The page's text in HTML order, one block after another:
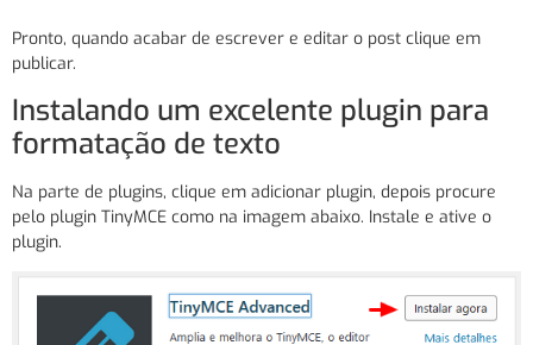
Pronto, quando acabar de escrever e editar o post clique em
publicar.
Instalando um excelente plugin para
formatação de texto
Na parte de plugins, clique em adicionar plugin, depois procure
pelo plugin TinyMCE como na imagem abaixo. Instale e ative o
plugin.